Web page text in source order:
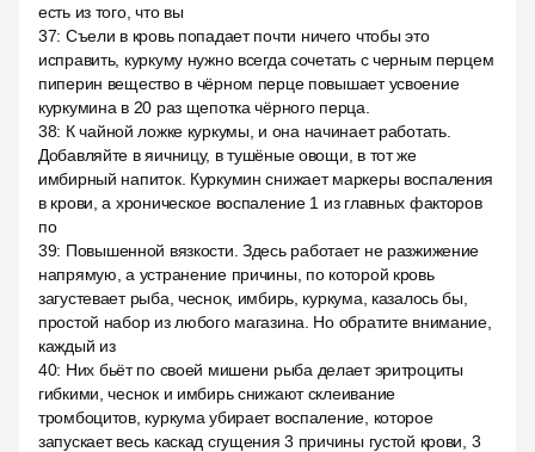
есть из того, что вы
37: Съели в кровь попадает почти ничего чтобы это
исправить, куркуму нужно всегда сочетать с черным перцем
пиперин вещество в чёрном перце повышает усвоение
куркумина в 20 раз щепотка чёрного перца.
38: К чайной ложке куркумы, и она начинает работать.
Добавляйте в яичницу, в тушёные овощи, в тот же
имбирный напиток. Куркумин снижает маркеры воспаления
в крови, а хроническое воспаление 1 из главных факторов
по
39: Повышенной вязкости. Здесь работает не разжижение
напрямую, а устранение причины, по которой кровь
загустевает рыба, чеснок, имбирь, куркума, казалось бы,
простой набор из любого магазина. Но обратите внимание,
каждый из
40: Них бьёт по своей мишени рыба делает эритроциты
гибкими, чеснок и имбирь снижают склеивание
тромбоцитов, куркума убирает воспаление, которое
запускает весь каскад сгущения 3 причины густой крови, 3